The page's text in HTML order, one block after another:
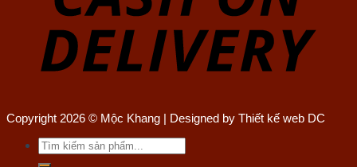
Copyright 2026 © Mộc Khang | Designed by Thiết kế web DC
Tìm
kiếm: